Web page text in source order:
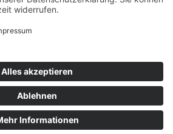
nach oben
Impressum|Datenschutz
Ihnen gefällt, was Sie lesen?
Dann teilen Sie es mit anderen!
X